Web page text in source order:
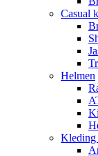
Casual
Helmen
Kleding